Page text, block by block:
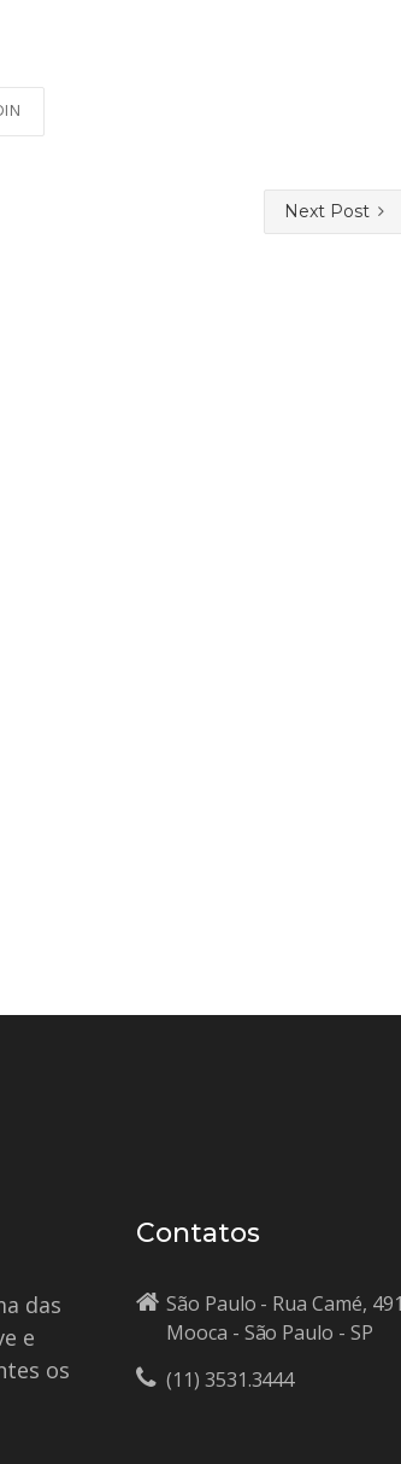
Next Post
das
e
os
Contatos
São Paulo - Rua Camé,
Mooca - São Paulo - SP
(11) 3531.3444